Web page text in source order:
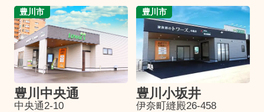
豊川市
豊川中央通
中央通2-10
豊川市
豊川小坂井
伊奈町縫殿26-458